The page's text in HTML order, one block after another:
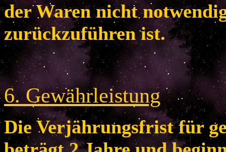
der Waren nicht
zurückzuführen ist.
6. Gewährleistung
Die Verjährungsfrist für